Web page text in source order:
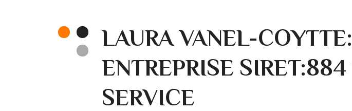
LAURA VANEL-
ENTREPRISE
SERVICE